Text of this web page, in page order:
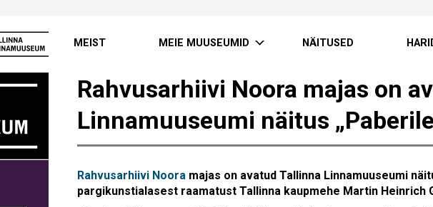
MEIST MEIE MUUSEUMID NÄITUSED
Rahvusarhiivi Noora majas on
Linnamuuseumi näitus
Rahvusarhiivi Noora majas on avatud Tallinna Linnamuuseumi
pargikunstialasest raamatust Tallinna kaupmehe Martin Heinrich